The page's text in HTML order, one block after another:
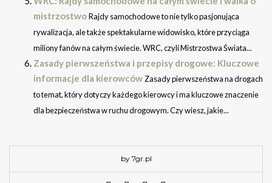
mistrzostwoRajdy samochodowe to nie tylko pasjonująca
rywalizacja, ale także spektakularne widowisko, które przyciąga
miliony fanów na całym świecie. WRC, czyli Mistrzostwa Świata...
Zasady pierwszeństwa i przepisy drogowe: Kluczowe
informacje dla kierowcówZasady pierwszeństwa na drogach
to temat, który dotyczy każdego kierowcy i ma kluczowe znaczenie
dla bezpieczeństwa w ruchu drogowym. Czy wiesz, jakie...
by 7gr.pl